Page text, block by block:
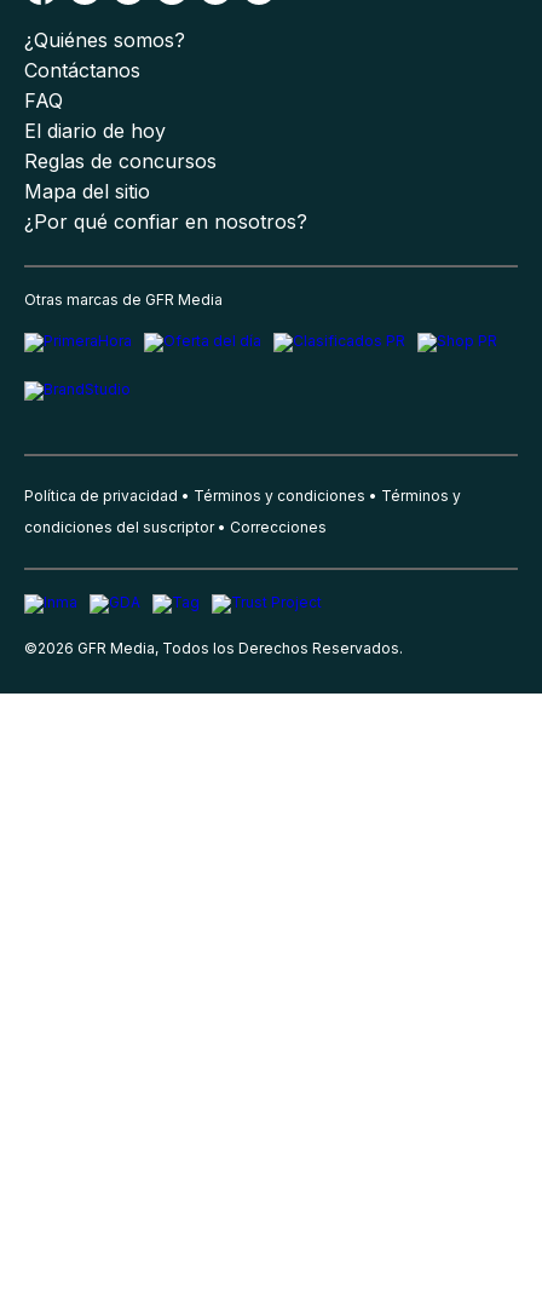
¿Quiénes somos?
Contáctanos
FAQ
El diario de hoy
Reglas de concursos
Mapa del sitio
¿Por qué confiar en nosotros?
Otras marcas de GFR Media
Política de privacidad Términos y condiciones
Términos y
condiciones del suscriptor
Correcciones
©2026 GFR Media, Todos los Derechos Reservados.